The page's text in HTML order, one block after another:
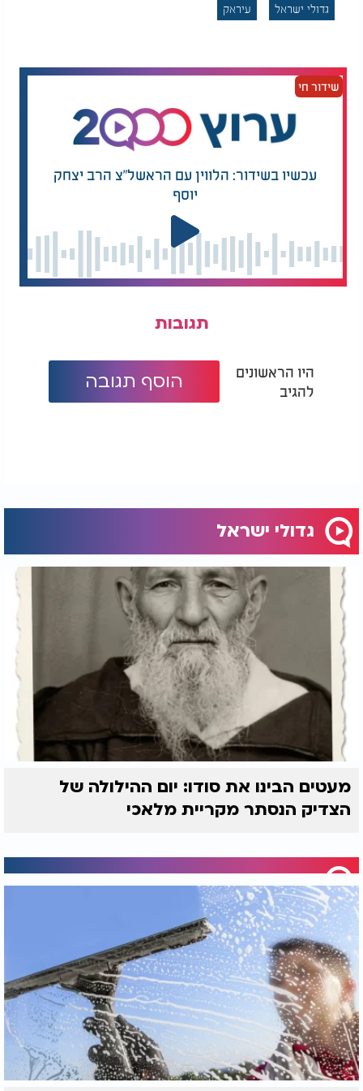
גדולי ישראל עיראק
שידור חי
עכשיו בשידור: הלווין עם הראשל"צ הרב יצחק
יוסף
תגובות
היו הראשונים
להגיב
הוסף תגובה
גדולי ישראל
מעטים הבינו את סודו: יום ההילולה של
הצדיק הנסתר מקריית מלאכי